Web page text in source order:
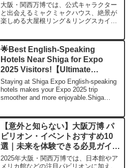
大阪・関西万博では、公式キャラクター
と出会えるミャクミャクハウス、絶景が
楽しめる大屋根リング＆リングスカイウ
ビリティ万博、発見が楽しい隠れアート
が、特別なフォトスポットとして大注目
です！
🌟Best English-Speaking
Hotels Near Shiga for Expo
2025 Visitors!【Ultimate
Guide】
Staying at Shiga Expo English-speaking
hotels makes your Expo 2025 trip
smoother and more enjoyable.Shiga
2025 Osaka.Choosing a hotel with
English-speaking staff ensures less
stress and more confidence during your
stay.Book early to secure the best rooms
and fully enjoy your unforgettable Expo
experience!
【意外と知らない】大阪万博 パ
ビリオン・イベントおすすめ10
選｜未来を体験できる必見ガイ
ド！
2025年大阪・関西万博では、日本館やア
メリカ館などの注目パビリオンに加え、